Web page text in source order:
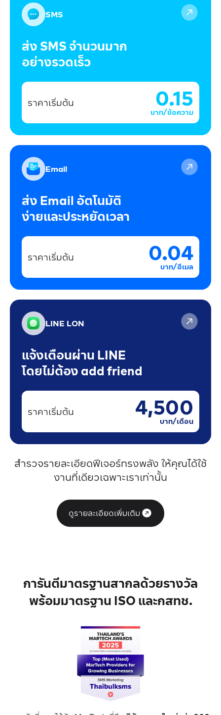
SMS
ส่ง SMS จำนวนมาก
อย่างรวดเร็ว
ราคาเริ่มต้น 0.15
บาท/ข้อความ
Email
ส่ง Email อัตโนมัติ
ง่ายและประหยัดเวลา
ราคาเริ่มต้น 0.04
บาท/อีเมล
LINE LON
แจ้งเตือนผ่าน LINE
โดยไม่ต้อง add friend
ราคาเริ่มต้น 4,500
บาท/เดือน
สำรวจรายละเอียดฟีเจอร์ทรงพลัง ให้คุณได้ใช้
งานที่เดียวเฉพาะเราเท่านั้น
ดูรายละเอียดเพิ่มเติม
การันตีมาตรฐานสากลด้วยรางวัล
พร้อมมาตรฐาน ISO และกสทช.